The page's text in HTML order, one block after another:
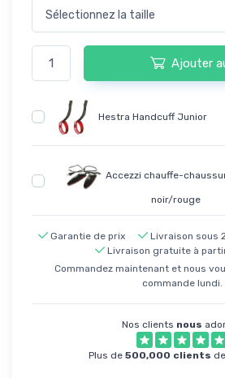
Ajouter
Hestra Handcuff Junior
Accezzi chauffe-
noir/rouge
Garantie de prix
Livraison sous
Livraison gratuite à
Commandez maintenant et nous
commande lundi.
Nos clients nous
Plus de 500,000 clients